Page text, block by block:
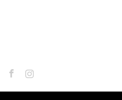
Twitter Facebook